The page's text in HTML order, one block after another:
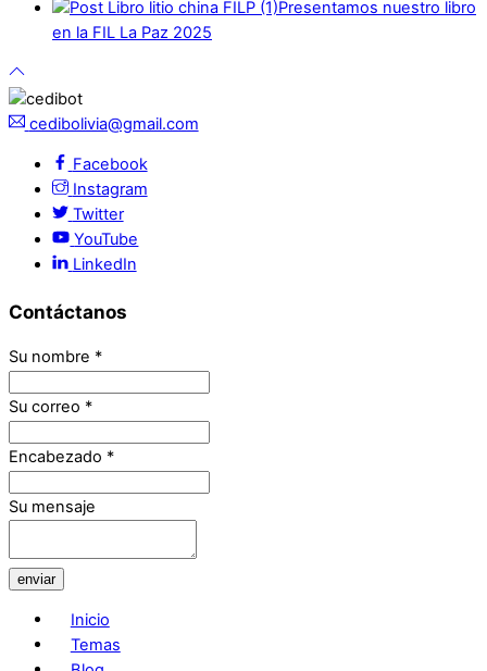
Presentamos nuestro libro
en la FIL La Paz 2025
cedibolivia@gmail.com
Facebook
Instagram
Twitter
YouTube
LinkedIn
Contáctanos
Su nombre *
Su correo *
Encabezado *
Su mensaje
enviar
Inicio
Temas